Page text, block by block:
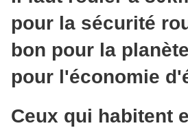
pour la sécurité
bon pour la
pour l'économie
Ceux qui habitent